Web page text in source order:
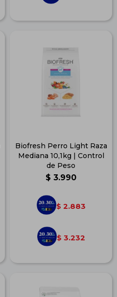
Biofresh Perro Light Raza
Mediana 10,1kg | Control
de Peso
$ 3.990
$ 2.883
$ 3.232